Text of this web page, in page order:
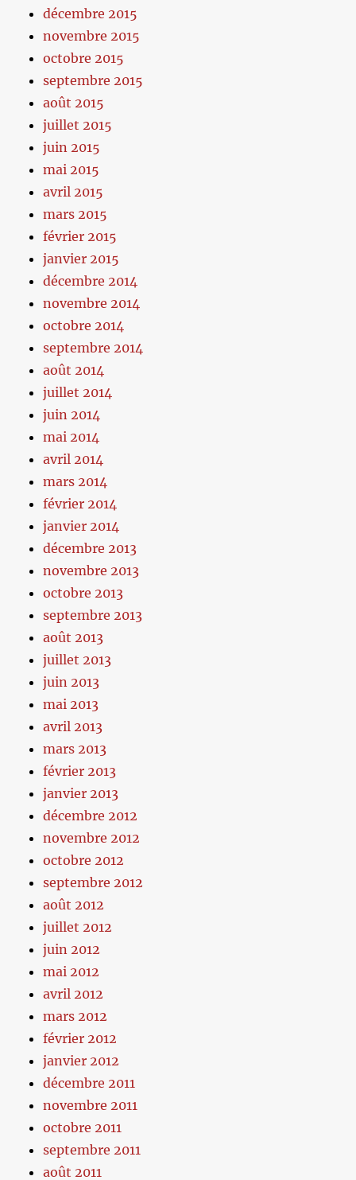
décembre 2015
novembre 2015
octobre 2015
septembre 2015
août 2015
juillet 2015
juin 2015
mai 2015
avril 2015
mars 2015
février 2015
janvier 2015
décembre 2014
novembre 2014
octobre 2014
septembre 2014
août 2014
juillet 2014
juin 2014
mai 2014
avril 2014
mars 2014
février 2014
janvier 2014
décembre 2013
novembre 2013
octobre 2013
septembre 2013
août 2013
juillet 2013
juin 2013
mai 2013
avril 2013
mars 2013
février 2013
janvier 2013
décembre 2012
novembre 2012
octobre 2012
septembre 2012
août 2012
juillet 2012
juin 2012
mai 2012
avril 2012
mars 2012
février 2012
janvier 2012
décembre 2011
novembre 2011
octobre 2011
septembre 2011
août 2011